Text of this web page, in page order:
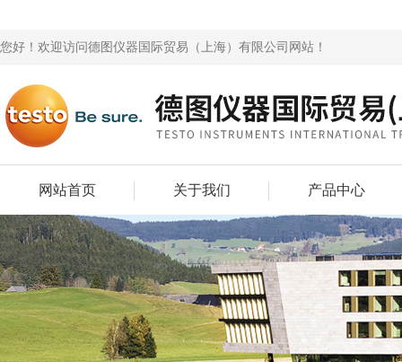
您好！欢迎访问德图仪器国际贸易（上海）有限公司网站！
网站首页 关于我们 产品中心